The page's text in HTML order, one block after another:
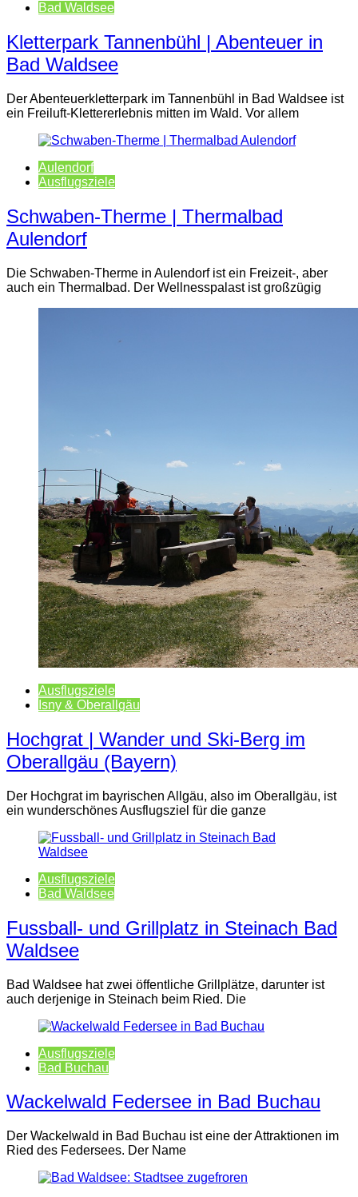
Bad Waldsee
Kletterpark Tannenbühl | Abenteuer in
Bad Waldsee
Der Abenteuerkletterpark im Tannenbühl in Bad Waldsee ist
ein Freiluft-Klettererlebnis mitten im Wald. Vor allem
Aulendorf
Ausflugsziele
Schwaben-Therme | Thermalbad
Aulendorf
Die Schwaben-Therme in Aulendorf ist ein Freizeit-, aber
auch ein Thermalbad. Der Wellnesspalast ist großzügig
Ausflugsziele
Isny & Oberallgäu
Hochgrat | Wander und Ski-Berg im
Oberallgäu (Bayern)
Der Hochgrat im bayrischen Allgäu, also im Oberallgäu, ist
ein wunderschönes Ausflugsziel für die ganze
Ausflugsziele
Bad Waldsee
Fussball- und Grillplatz in Steinach Bad
Waldsee
Bad Waldsee hat zwei öffentliche Grillplätze, darunter ist
auch derjenige in Steinach beim Ried. Die
Ausflugsziele
Bad Buchau
Wackelwald Federsee in Bad Buchau
Der Wackelwald in Bad Buchau ist eine der Attraktionen im
Ried des Federsees. Der Name